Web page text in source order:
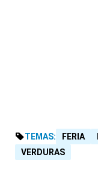
TEMAS: FERIA
VERDURAS